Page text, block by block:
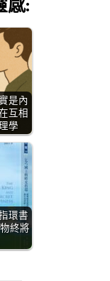
感:
是內
互相
學
環書
終將